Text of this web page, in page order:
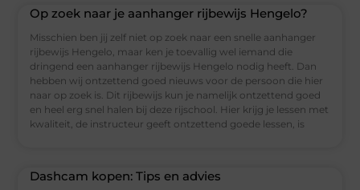
Op zoek naar je aanhanger rijbewijs Hengelo?
Misschien ben jij zelf niet op zoek naar een snelle aanhanger
rijbewijs Hengelo, maar ken je toevallig wel iemand die
dringend een aanhanger rijbewijs Hengelo nodig heeft. Dan
hebben wij ontzettend goed nieuws voor de persoon die hier
naar op zoek is. Dit rijbewijs kun je namelijk ontzettend goed
en heel erg snel halen bij deze rijschool. Hier krijg je lessen met
kwaliteit, de instructeur geeft ontzettend goede lessen, is
Dashcam kopen: Tips en advies